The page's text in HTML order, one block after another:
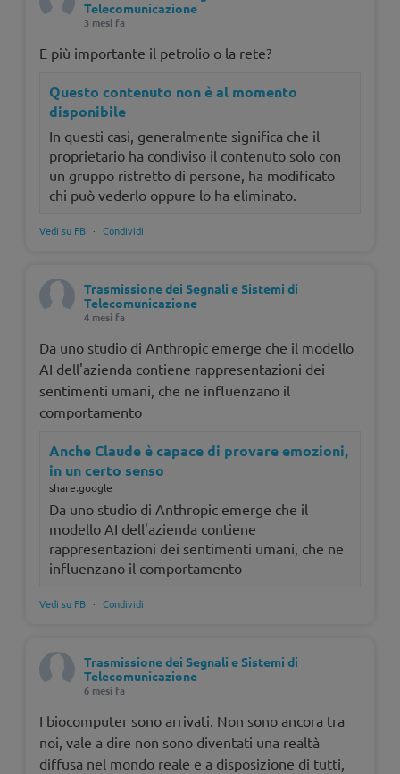
Telecomunicazione
3 mesi fa
E più importante il petrolio o la rete?
Questo contenuto non è al momento
disponibile
In questi casi, generalmente significa che il
proprietario ha condiviso il contenuto solo con
un gruppo ristretto di persone, ha modificato
chi può vederlo oppure lo ha eliminato.
Vedi su FB · Condividi
Trasmissione dei Segnali e Sistemi di
Telecomunicazione
4 mesi fa
Da uno studio di Anthropic emerge che il modello
AI dell'azienda contiene rappresentazioni dei
sentimenti umani, che ne influenzano il
comportamento
Anche Claude è capace di provare emozioni,
in un certo senso
share.google
Da uno studio di Anthropic emerge che il
modello AI dell'azienda contiene
rappresentazioni dei sentimenti umani, che ne
influenzano il comportamento
Vedi su FB · Condividi
Trasmissione dei Segnali e Sistemi di
Telecomunicazione
6 mesi fa
I biocomputer sono arrivati. Non sono ancora tra
noi, vale a dire non sono diventati una realtà
diffusa nel mondo reale e a disposizione di tutti,